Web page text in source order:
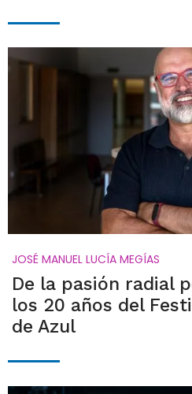
JOSÉ MANUEL LUCÍA MEGÍAS
De la pasión radial
los 20 años del
de Azul